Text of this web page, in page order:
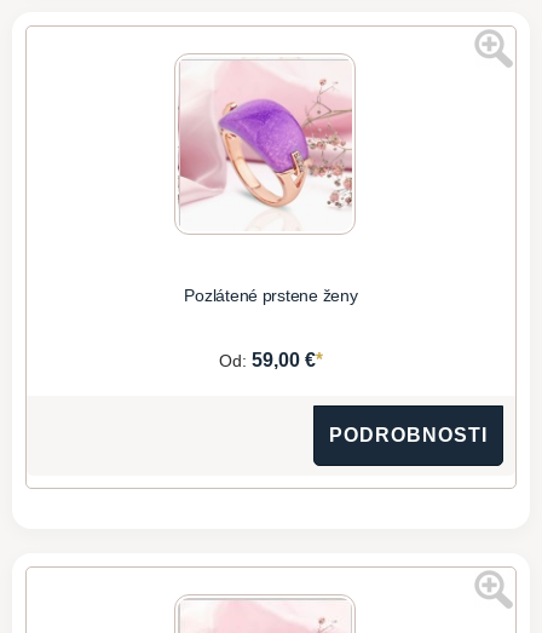
Pozlátené prstene ženy
Od: 59,00 €*
PODROBNOSTI